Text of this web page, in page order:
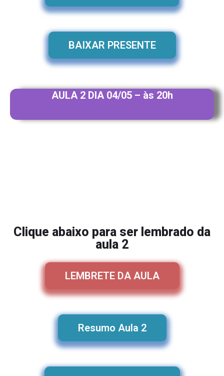
BAIXAR PRESENTE
AULA 2 DIA 04/05 – às 20h
Clique abaixo para ser lembrado da
aula 2
LEMBRETE DA AULA
Resumo Aula 2